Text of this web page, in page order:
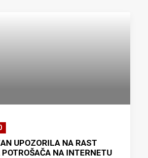
UPOZORILA NA RAST
POTROŠAČA NA INTERNETU